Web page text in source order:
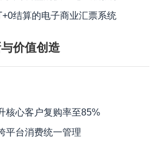
结算的电子商业汇票系统
价值创造
核心客户复购率至85%
平台消费统一管理